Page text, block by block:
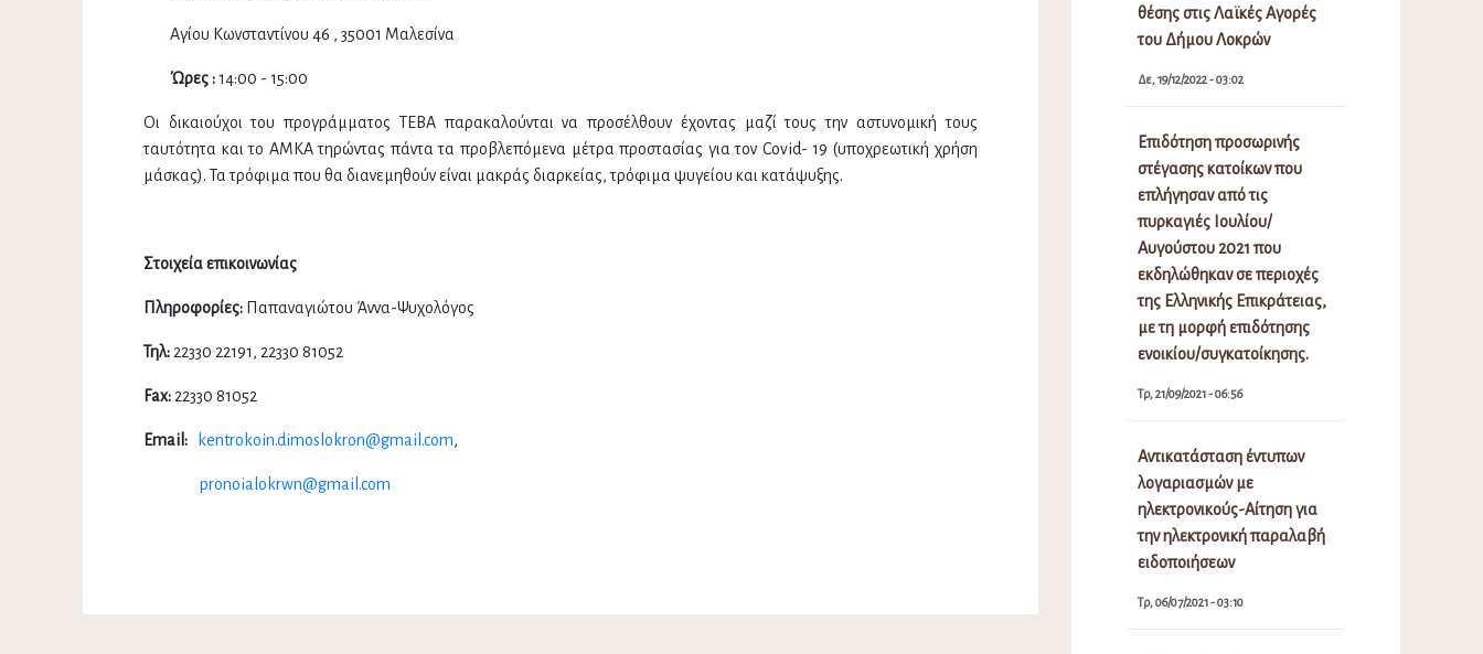
Αγίου Κωνσταντίνου 46 , 35001 Μαλεσίνα
Ώρες :14:00 - 15:00
Οι δικαιούχοι του προγράμματος ΤΕΒΑ παρακαλούνται να προσέλθουν έχοντας μαζί τους την αστυνομική τους
ταυτότητα και το ΑΜΚΑ τηρώντας πάντα τα προβλεπόμενα μέτρα προστασίας για τον Covid- 19 (υποχρεωτική χρήση
μάσκας). Τα τρόφιμα που θα διανεμηθούν είναι μακράς διαρκείας, τρόφιμα ψυγείου και κατάψυξης.
Στοιχεία επικοινωνίας
Πληροφορίες: Παπαναγιώτου Άννα-Ψυχολόγος
Τηλ: 22330 22191, 22330 81052
Fax: 22330 81052
Email: kentrokoin.dimoslokron@gmail.com,
pronoialokrwn@gmail.com
θέσης στις Λαϊκές Αγορές
του Δήμου Λοκρών
Δε, 19/12/2022 - 03:02
Επιδότηση προσωρινής
στέγασης κατοίκων που
επλήγησαν από τις
πυρκαγιές Ιουλίου/
Αυγούστου 2021 που
εκδηλώθηκαν σε περιοχές
της Ελληνικής Επικράτειας,
με τη μορφή επιδότησης
ενοικίου/συγκατοίκησης.
Τρ, 21/09/2021 - 06:56
Αντικατάσταση έντυπων
λογαριασμών με
ηλεκτρονικούς-Αίτηση για
την ηλεκτρονική παραλαβή
ειδοποιήσεων
Τρ, 06/07/2021 - 03:10